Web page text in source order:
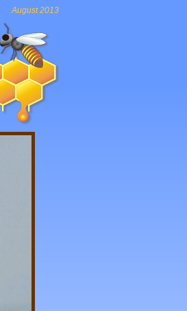
August 2013